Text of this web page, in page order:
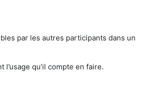
par les autres participants dans un
qu’il compte en faire.